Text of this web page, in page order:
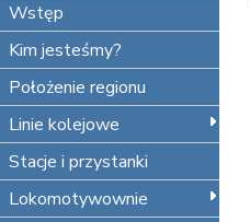
Wstęp
Kim jesteśmy?
Położenie regionu
Linie kolejowe
Stacje i przystanki
Lokomotywownie